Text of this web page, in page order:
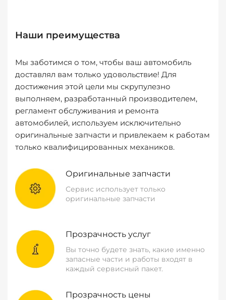
Наши преимущества
Мы заботимся о том, чтобы ваш автомобиль
доставлял вам только удовольствие! Для
достижения этой цели мы скрупулезно
выполняем, разработанный производителем,
регламент обслуживания и ремонта
автомобилей, используем исключительно
оригинальные запчасти и привлекаем к работам
только квалифицированных механиков.
Оригинальные запчасти
Сервис использует только
оригинальные запчасти
Прозрачность услуг
Вы точно будете знать, какие именно
запасные части и работы входят в
каждый сервисный пакет.
Прозрачность цены